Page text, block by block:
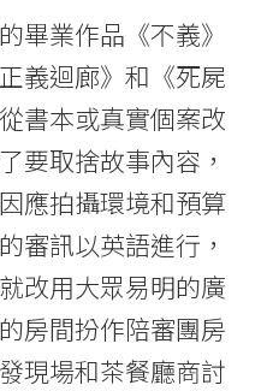
畢業作品《不義》
義迴廊》和《死屍
書本或真實個案改
要取捨故事內容，
應拍攝環境和預算
審訊以英語進行，
改用大眾易明的廣
房間扮作陪審團房
現場和茶餐廳商討